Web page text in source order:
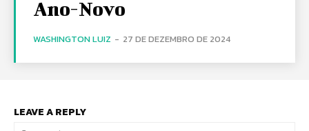
Ano-Novo
WASHINGTON LUIZ - 27 DE DEZEMBRO DE 2024
LEAVE A REPLY